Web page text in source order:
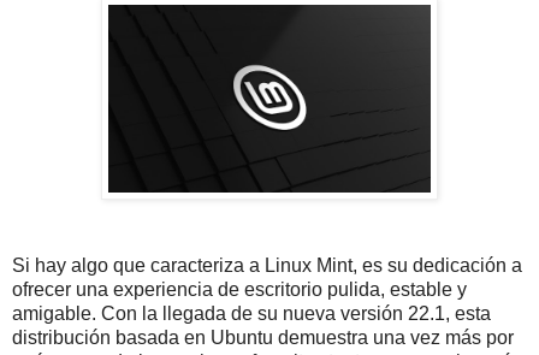
Si hay algo que caracteriza a Linux Mint, es su dedicación a
ofrecer una experiencia de escritorio pulida, estable y
amigable. Con la llegada de su nueva versión 22.1, esta
distribución basada en Ubuntu demuestra una vez más por